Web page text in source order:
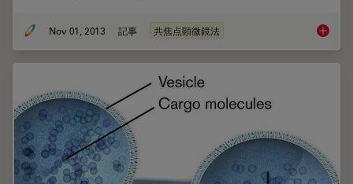
Nov 01, 2013 記事 共焦点顕微鏡法